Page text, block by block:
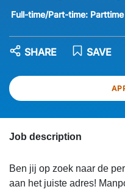
Full-time/Part-time: Parttime
SAVE
SHARE
Job description
Ben jij op zoek naar de
aan het juiste adres!